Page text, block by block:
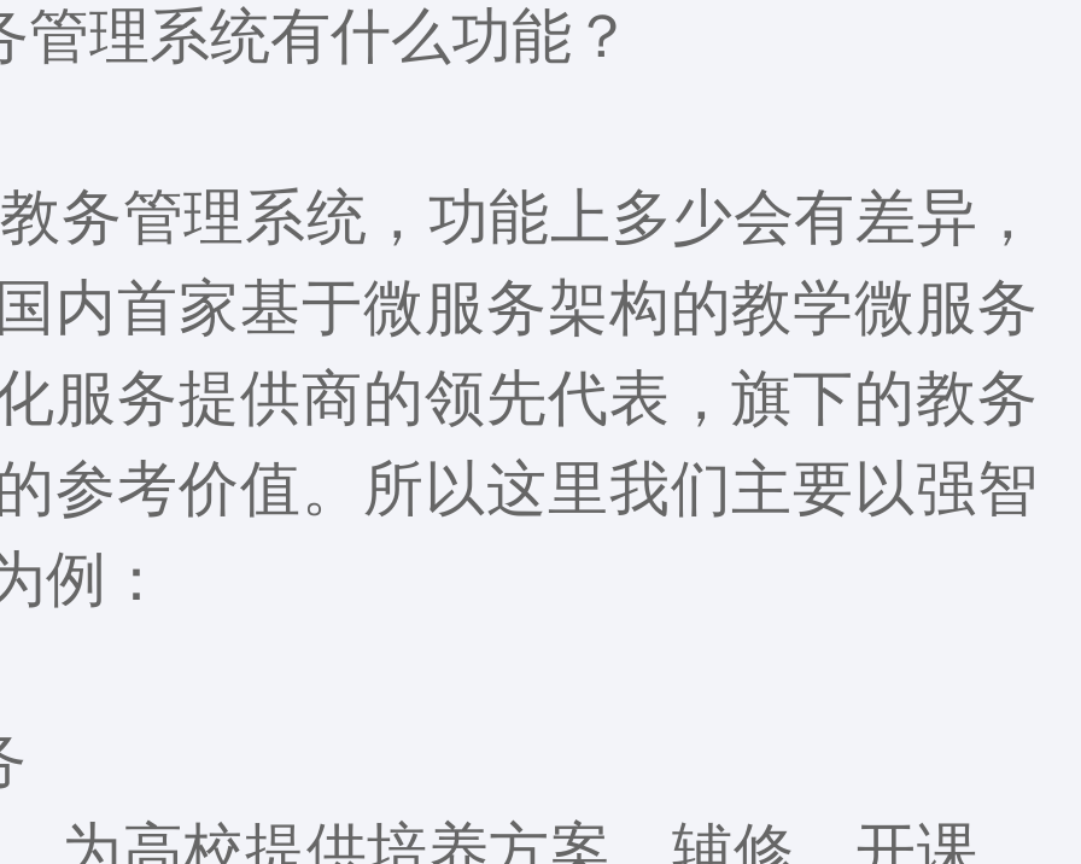
管理系统有什么功能？
管理系统，功能上多少会有差异，
内首家基于微服务架构的教学微服务
服务提供商的领先代表，旗下的教务
参考价值。所以这里我们主要以强智
例：
高校提供培养方案、辅修、开课、